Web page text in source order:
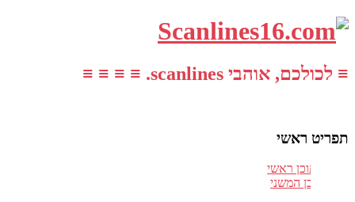
≡ לכולכם, אוהבי scanlines. ≡ ≡ ≡ ≡
תפריט ראשי
עבור לתוכן ראשי
דלג לתוכן המשני